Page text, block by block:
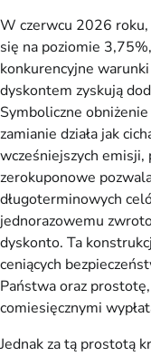
W czerwcu 2026
się na poziomie
konkurencyjne
dyskontem zyskują
Symboliczne
zamianie działa jak
wcześniejszych emisji,
zerokuponowe
długoterminowych
jednorazowemu
dyskonto. Ta
ceniących
Państwa oraz
comiesięcznymi
Jednak za tą prostotą